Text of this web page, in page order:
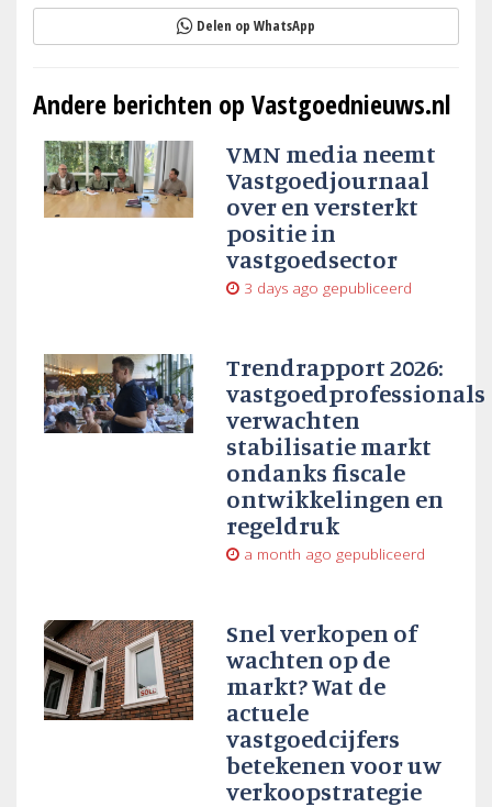
Delen op WhatsApp
Andere berichten op Vastgoednieuws.nl
VMN media neemt
Vastgoedjournaal
over en versterkt
positie in
vastgoedsector
3 days ago gepubliceerd
Trendrapport 2026:
vastgoedprofessionals
verwachten
stabilisatie markt
ondanks fiscale
ontwikkelingen en
regeldruk
a month ago gepubliceerd
Snel verkopen of
wachten op de
markt? Wat de
actuele
vastgoedcijfers
betekenen voor uw
verkoopstrategie